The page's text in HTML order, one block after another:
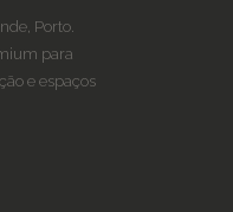
Porto.
para
e espaços